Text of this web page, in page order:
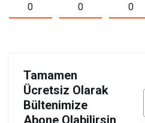
0 0 0
Tamamen
Ücretsiz Olarak
Bültenimize